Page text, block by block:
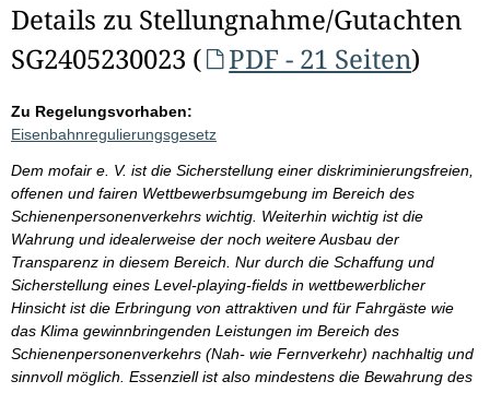
Details zu Stellungnahme/Gutachten
SG2405230023 (
PDF - 21 Seiten)
Zu Regelungsvorhaben:
Eisenbahnregulierungsgesetz
Dem mofair e. V. ist die Sicherstellung einer diskriminierungsfreien,
offenen und fairen Wettbewerbsumgebung im Bereich des
Schienenpersonenverkehrs wichtig. Weiterhin wichtig ist die
Wahrung und idealerweise der noch weitere Ausbau der
Transparenz in diesem Bereich. Nur durch die Schaffung und
Sicherstellung eines Level-playing-fields in wettbewerblicher
Hinsicht ist die Erbringung von attraktiven und für Fahrgäste wie
das Klima gewinnbringenden Leistungen im Bereich des
Schienenpersonenverkehrs (Nah- wie Fernverkehr) nachhaltig und
sinnvoll möglich. Essenziell ist also mindestens die Bewahrung des